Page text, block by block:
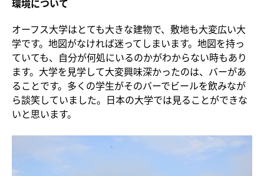
環境について
オーフス大学はとても大きな建物で、敷地も大変広い大
学です。地図がなければ迷ってしまいます。地図を持っ
ていても、自分が何処にいるのかがわからない時もあり
ます。大学を見学して大変興味深かったのは、バーがあ
ることです。多くの学生がそのバーでビールを飲みなが
ら談笑していました。日本の大学では見ることができな
いと思います。